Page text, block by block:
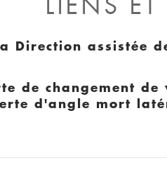
Direction assistée
de changement de
d'angle mort